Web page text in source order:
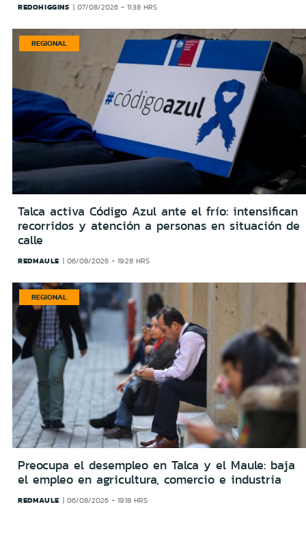
REDOHIGGINS 07/08/2026 - 11:38 HRS
REGIONAL
Talca activa Código Azul ante el frío: intensifican
recorridos y atención a personas en situación de
calle
REDMAULE 06/08/2026 - 19:28 HRS
REGIONAL
Preocupa el desempleo en Talca y el Maule: baja
el empleo en agricultura, comercio e industria
REDMAULE 06/08/2026 - 19:18 HRS